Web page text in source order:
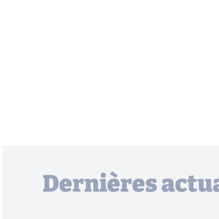
Dernières